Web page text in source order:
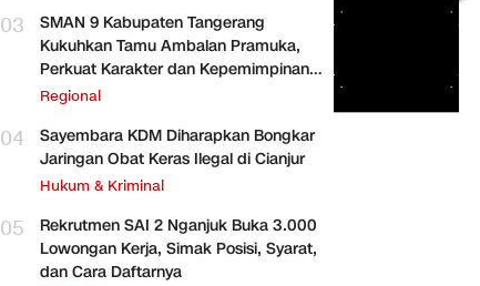
03
SMAN 9 Kabupaten Tangerang
Kukuhkan Tamu Ambalan Pramuka,
Perkuat Karakter dan Kepemimpinan
Siswa
Regional
04
Sayembara KDM Diharapkan Bongkar
Jaringan Obat Keras Ilegal di Cianjur
Hukum & Kriminal
05
Rekrutmen SAI 2 Nganjuk Buka 3.000
Lowongan Kerja, Simak Posisi, Syarat,
dan Cara Daftarnya